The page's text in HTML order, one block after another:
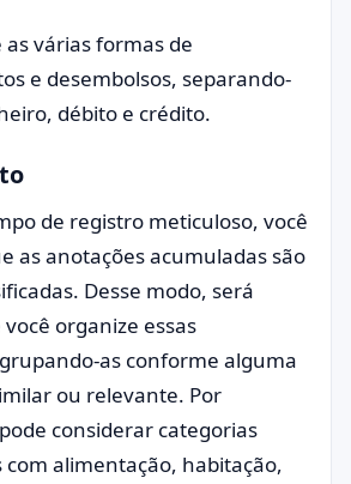
várias formas de
e desembolsos, separando-
débito e crédito.
de registro meticuloso, você
as anotações acumuladas são
Desse modo, será
organize essas
as conforme alguma
ou relevante. Por
considerar categorias
com alimentação, habitação,